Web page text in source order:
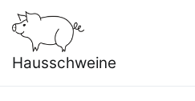
Inhalt
springen
Hausschweine